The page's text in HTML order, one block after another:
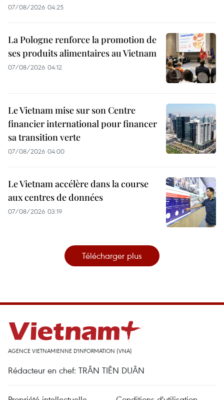
07/08/2026 04:25
La Pologne renforce la promotion de
ses produits alimentaires au Vietnam
07/08/2026 04:12
Le Vietnam mise sur son Centre
financier international pour financer
sa transition verte
07/08/2026 04:00
Le Vietnam accélère dans la course
aux centres de données
07/08/2026 03:19
Télécharger plus
AGENCE VIETNAMIENNE D'INFORMATION (VNA)
Rédacteur en chef: TRÂN TIÊN DUÂN